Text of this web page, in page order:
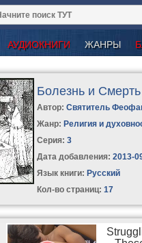
АУДИОКНИГИ ЖАНРЫ
Болезнь и Смерть
Автор:Святитель
Жанр: Религия и
Серия:3
Дата добавления: 2013-
Язык книги: Русский
Кол-во страниц: 17